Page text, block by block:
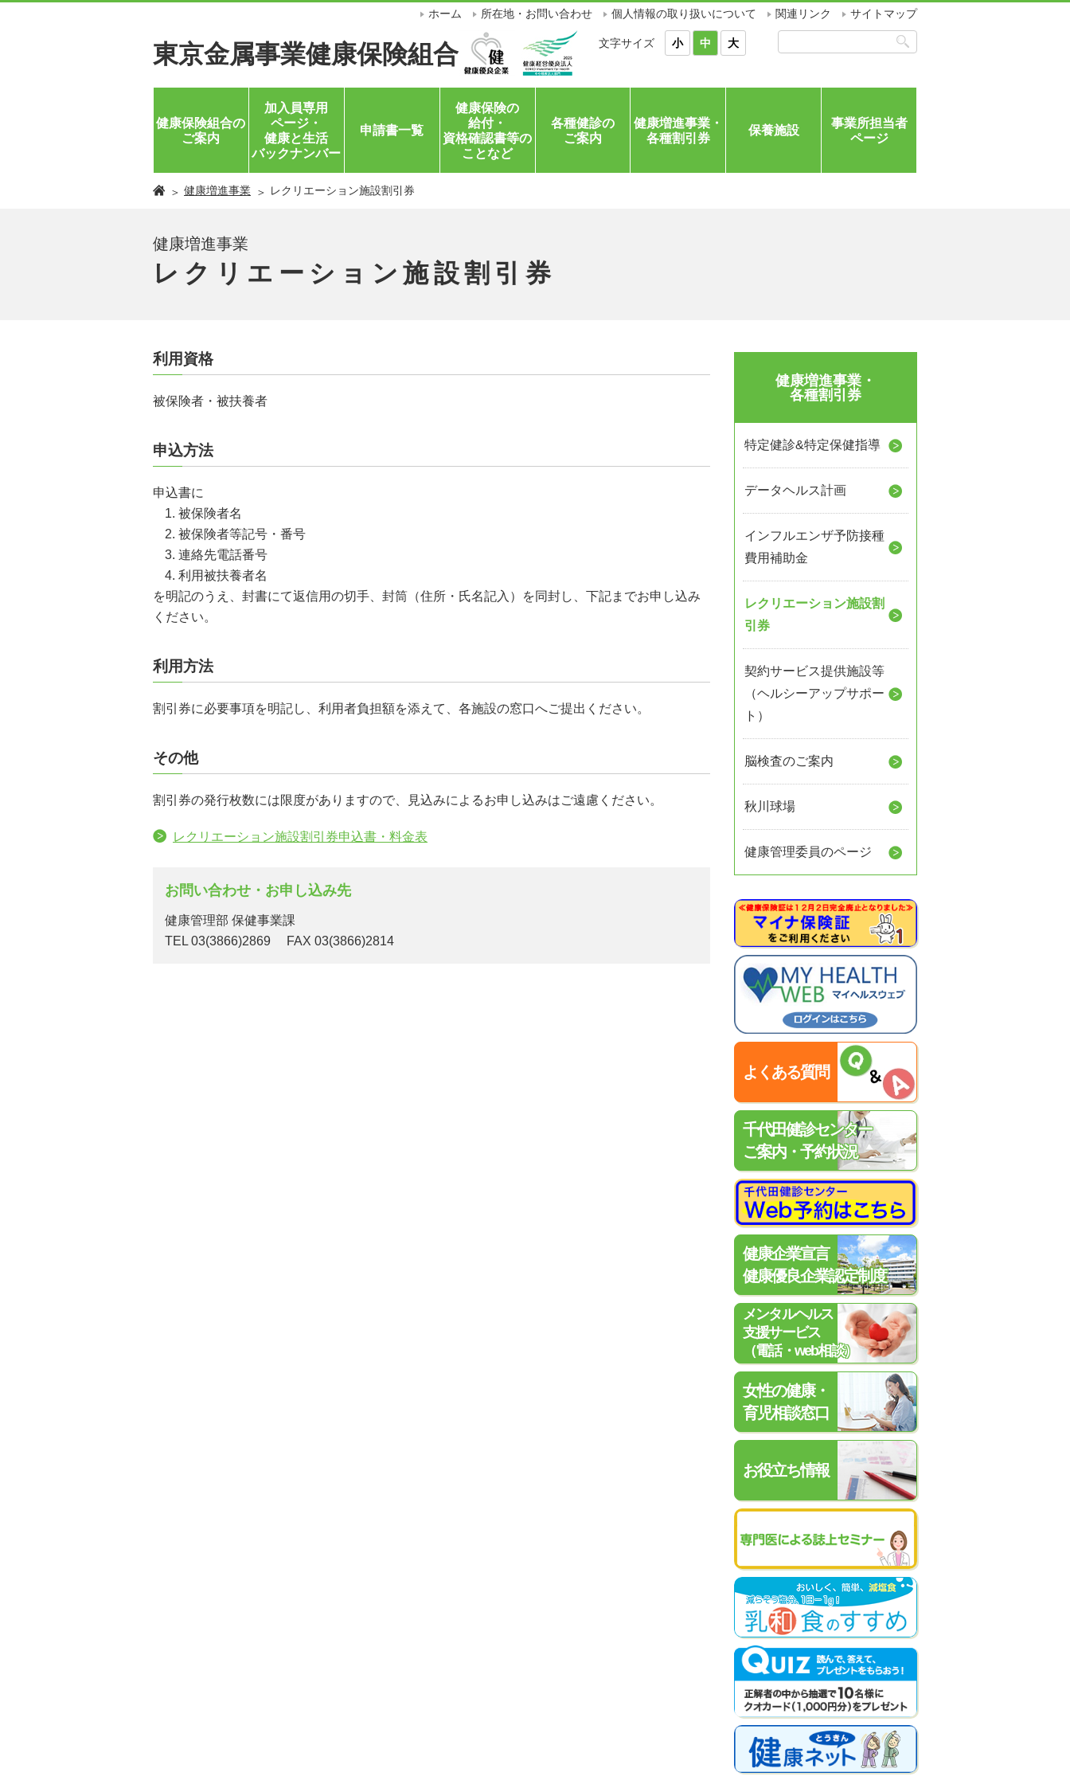
東京金属事業健康保険組合
ホーム 所在地・お問い合わせ 個人情報の取り扱いについて 関連リンク サイトマップ
文字サイズ 小 中 大
健康保険組合の
ご案内
加入員専用
ページ・
健康と生活
バックナンバー
申請書一覧
健康保険の
給付・
資格確認書等の
ことなど
各種健診の
ご案内
健康増進事業・
各種割引券
保養施設
事業所担当者
ページ
健康増進事業 レクリエーション施設割引券
健康増進事業
レクリエーション施設割引券
利用資格
被保険者・被扶養者
申込方法
申込書に
被保険者名
被保険者等記号・番号
連絡先電話番号
利用被扶養者名
を明記のうえ、封書にて返信用の切手、封筒（住所・氏名記入）を同封し、下記までお申し込み
ください。
利用方法
割引券に必要事項を明記し、利用者負担額を添えて、各施設の窓口へご提出ください。
その他
割引券の発行枚数には限度がありますので、見込みによるお申し込みはご遠慮ください。
レクリエーション施設割引券申込書・料金表
お問い合わせ・お申し込み先
健康管理部 保健事業課
TEL 03(3866)2869 FAX 03(3866)2814
健康増進事業・
各種割引券
特定健診&特定保健指導
データヘルス計画
インフルエンザ予防接種
費用補助金
レクリエーション施設割
引券
契約サービス提供施設等
（ヘルシーアップサポー
ト）
脳検査のご案内
秋川球場
健康管理委員のページ
よくある質問
千代田健診センター
ご案内・予約状況
健康企業宣言
健康優良企業認定制度
メンタルヘルス
支援サービス
（電話・web相談）
女性の健康・
育児相談窓口
お役立ち情報